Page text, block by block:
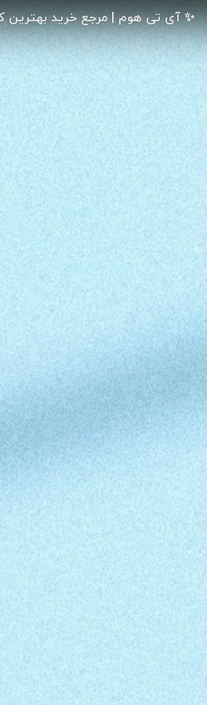
✨ آی تی هوم | مرجع خرید بهترین